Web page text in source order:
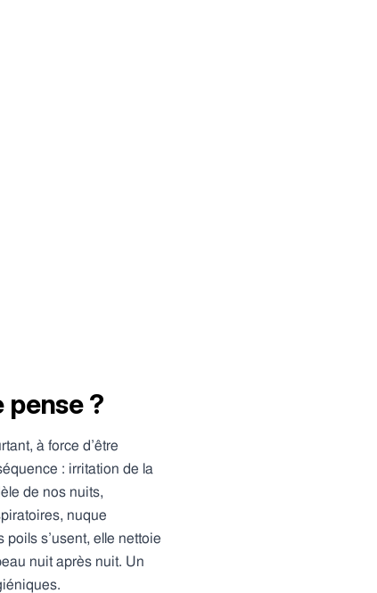
pense ?
à force d’être
: irritation de la
de nos nuits,
nuque
s’usent, elle nettoie
nuit après nuit. Un